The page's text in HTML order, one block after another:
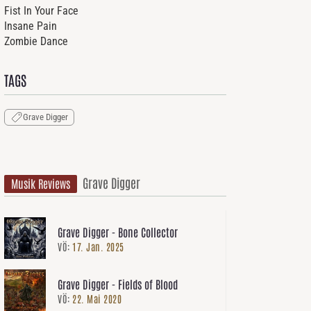
Fist In Your Face
Insane Pain
Zombie Dance
TAGS
Grave Digger
Musik Reviews Grave Digger
Grave Digger - Bone Collector
VÖ: 17. Jan. 2025
Grave Digger - Fields of Blood
VÖ: 22. Mai 2020